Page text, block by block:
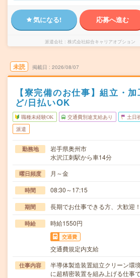
気になる! 応募へ進む
派遣会社 株式会社綜合キャリアオプション
未読 掲載日 2026/08/07
【寮完備のお仕事】組立・
ど/日払いOK
職種未経験OK 交通費別途支給あり 土日
派遣
勤務地
岩手県奥州市
水沢江刺駅から車14分
曜日頻度 月～金
時間 08:30～17:15
期間 長期でお仕事できる方、大歓迎！
時給 時給1550円
交通費
交通費規定内支給
仕事内容
半導体製造装置組立クリーン環
に超精密装置を組み上げる仕事